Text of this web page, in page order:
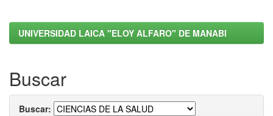
UNIVERSIDAD LAICA "ELOY ALFARO" DE MANABI
Buscar
Buscar: